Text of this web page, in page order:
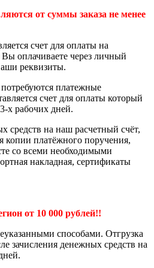
от суммы заказа не менее
счет для оплаты на
оплачиваете через личный
реквизиты.
платежные
счет для оплаты который
х рабочих дней.
средств на наш расчетный счёт,
копии платёжного поручения,
со всеми необходимыми
накладная, сертификаты
от 10 000 рублей!!
способами. Отгрузка
зачисления денежных средств на